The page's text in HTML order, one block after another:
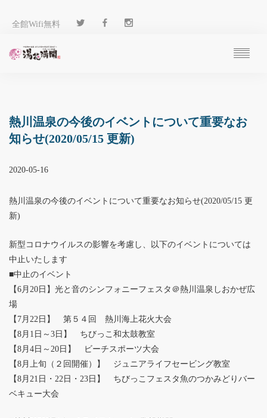
全館Wifi無料
客 室
温 泉
料 理
施 設
ブログ
ENGLISH
熱川温泉の今後のイベントについて重要なお
知らせ(2020/05/15 更新)
2020-05-16
熱川温泉の今後のイベントについて重要なお知らせ(2020/05/15 更
新)
新型コロナウイルスの影響を考慮し、以下のイベントについては
中止いたします
■中止のイベント
【6月20日】光と音のシンフォニーフェスタ＠熱川温泉しおかぜ広
場
【7月22日】 第５４回 熱川海上花火大会
【8月1日～3日】 ちびっこ和太鼓教室
【8月4日～20日】 ビーチスポーツ大会
【8月上旬（２回開催）】 ジュニアライフセービング教室
【8月21日・22日・23日】 ちびっこフェスタ魚のつかみどりバー
ベキュー大会